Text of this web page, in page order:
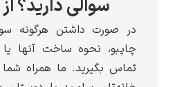
سوالی دارید؟ از ما
صورت داشتن هرگونه سوال
نحوه ساخت آنها یا ثبت
بگیرید. ما همراه شما هستیم